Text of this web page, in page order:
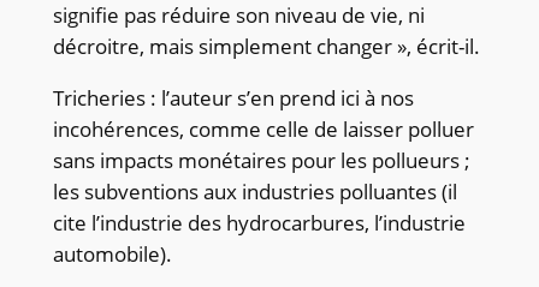
signifie pas réduire son niveau de vie, ni
décroitre, mais simplement changer », écrit-il.
Tricheries : l’auteur s’en prend ici à nos
incohérences, comme celle de laisser polluer
sans impacts monétaires pour les pollueurs ;
les subventions aux industries polluantes (il
cite l’industrie des hydrocarbures, l’industrie
automobile).